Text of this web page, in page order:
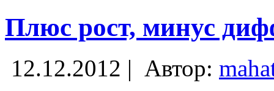
Плюс рост, минус
12.12.2012 | Автор: